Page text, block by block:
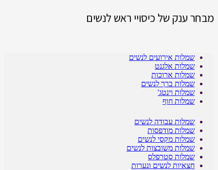
מבחר ענק של כיסויי ראש לנשים
שמלות אירועים לנשים
שמלות אלגנט
שמלות ארוכות
שמלות ברך לנשים
שמלות וינטג'
שמלות חוף
שמלות עבודה לנשים
שמלות מודפסות
שמלות מקסי לנשים
שמלות משובצות לנשים
שמלות סטרפלס
חצאיות לנשים ונערות